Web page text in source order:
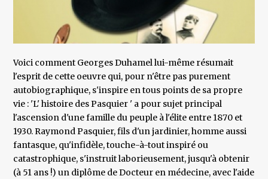
Voici comment Georges Duhamel lui-même résumait
l'esprit de cette oeuvre qui, pour n'être pas purement
autobiographique, s'inspire en tous points de sa propre
vie : 'L' histoire des Pasquier ' a pour sujet principal
l'ascension d'une famille du peuple à l'élite entre 1870 et
1930. Raymond Pasquier, fils d'un jardinier, homme aussi
fantasque, qu'infidèle, touche-à-tout inspiré ou
catastrophique, s'instruit laborieusement, jusqu'à obtenir
(à 51 ans !) un diplôme de Docteur en médecine, avec l'aide